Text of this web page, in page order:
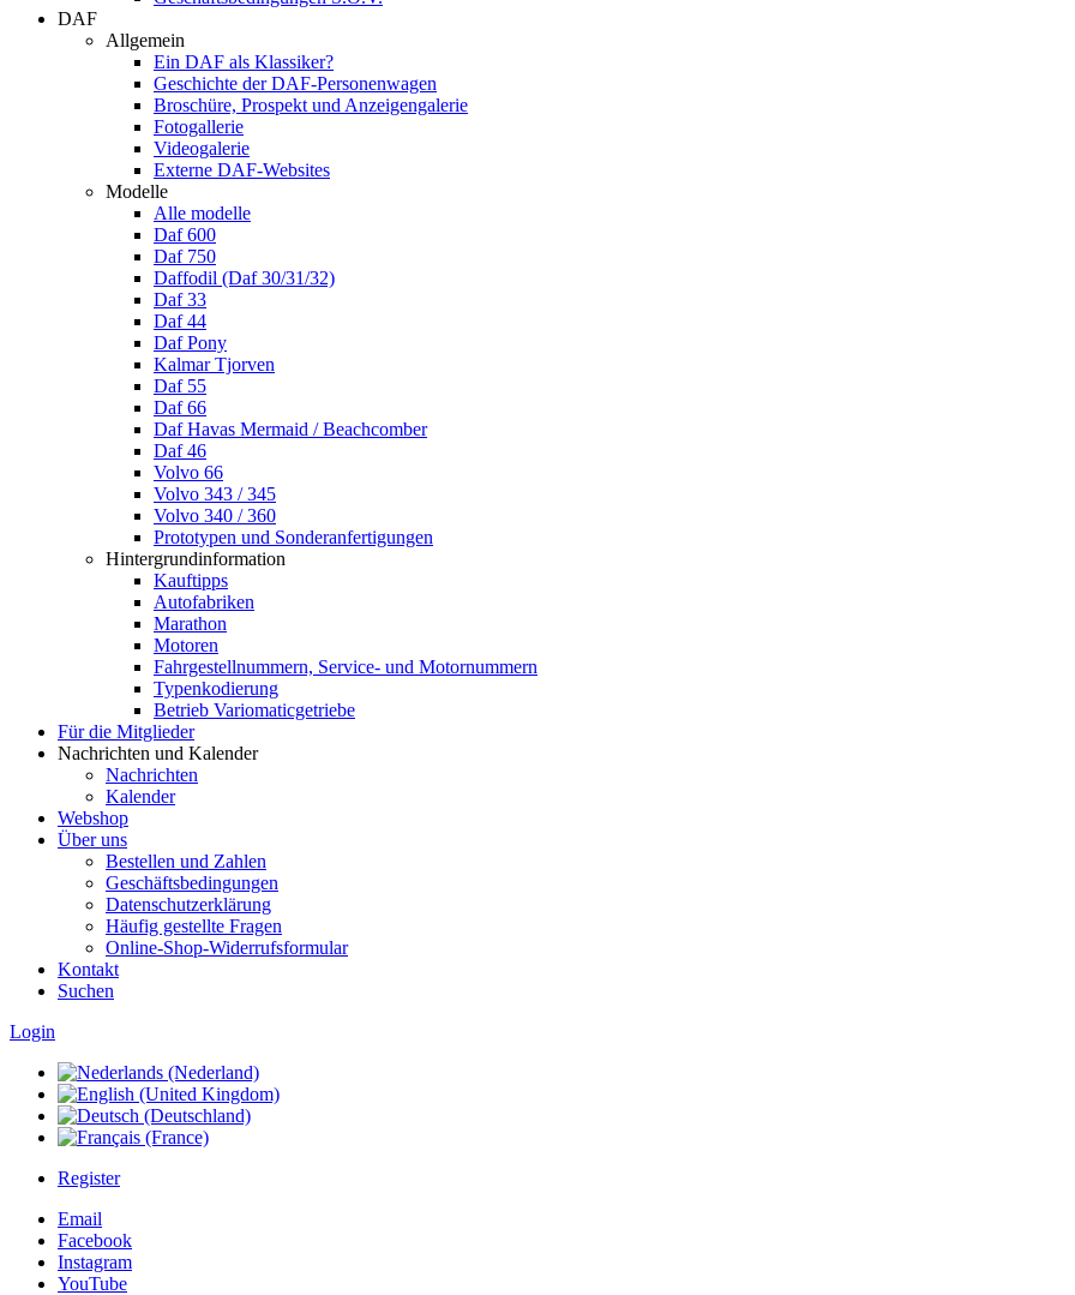
DAF
Allgemein
Ein DAF als Klassiker?
Geschichte der DAF-Personenwagen
Broschüre, Prospekt und Anzeigengalerie
Fotogallerie
Videogalerie
Externe DAF-Websites
Modelle
Alle modelle
Daf 600
Daf 750
Daffodil (Daf 30/31/32)
Daf 33
Daf 44
Daf Pony
Kalmar Tjorven
Daf 55
Daf 66
Daf Havas Mermaid / Beachcomber
Daf 46
Volvo 66
Volvo 343 / 345
Volvo 340 / 360
Prototypen und Sonderanfertigungen
Hintergrundinformation
Kauftipps
Autofabriken
Marathon
Motoren
Fahrgestellnummern, Service- und Motornummern
Typenkodierung
Betrieb Variomaticgetriebe
Für die Mitglieder
Nachrichten und Kalender
Nachrichten
Kalender
Webshop
Über uns
Bestellen und Zahlen
Geschäftsbedingungen
Datenschutzerklärung
Häufig gestellte Fragen
Online-Shop-Widerrufsformular
Kontakt
Suchen
Login
Register
Email
Facebook
Instagram
YouTube